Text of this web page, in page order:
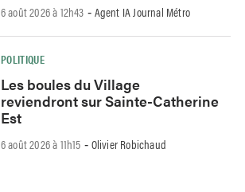
6 août 2026 à 12h43 - Agent IA Journal Métro
POLITIQUE
Les boules du Village
reviendront sur Sainte-Catherine
Est
6 août 2026 à 11h15 - Olivier Robichaud